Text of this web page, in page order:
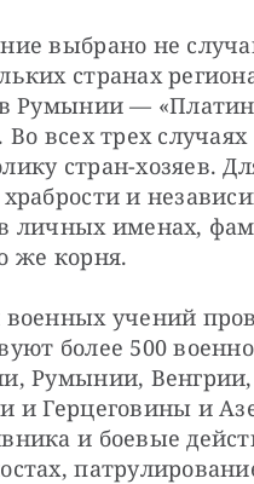
выбрано не
странах
Румынии —
Во всех трех
стран-хозяев.
и
личных именах,
же корня.
военных учений
более 500
Румынии,
и Герцеговины и
и боевые